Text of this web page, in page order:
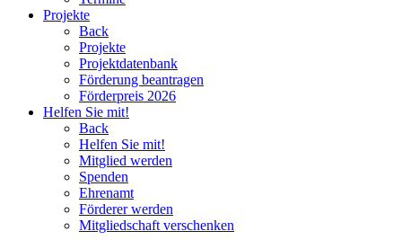
Projekte
Back
Projekte
Projektdatenbank
Förderung beantragen
Förderpreis 2026
Helfen Sie mit!
Back
Helfen Sie mit!
Mitglied werden
Spenden
Ehrenamt
Förderer werden
Mitgliedschaft verschenken